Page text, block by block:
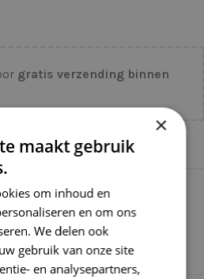
gratis verzending binnen
€ 4,99 binnen NL
€55,-
(werk)dag verzonden
×
maakt gebruik
om inhoud en
en om ons
We delen ook
gebruik van onze site
en analysepartners,